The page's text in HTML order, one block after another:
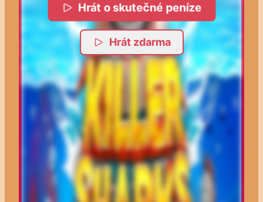
Hrát o skutečné peníze
Hrát zdarma